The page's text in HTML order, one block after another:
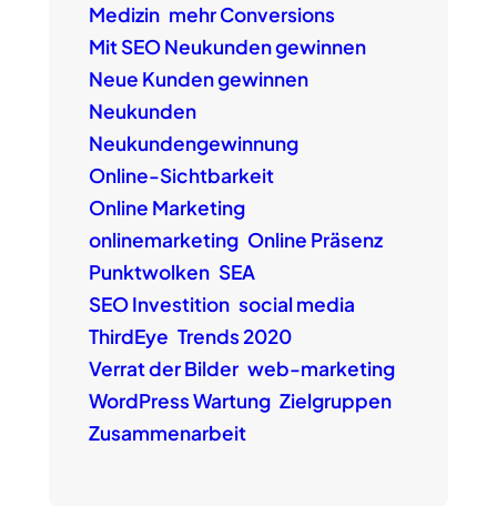
Medizin mehr Conversions
Mit SEO Neukunden gewinnen
Neue Kunden gewinnen
Neukunden
Neukundengewinnung
Online-Sichtbarkeit
Online Marketing
onlinemarketing Online Präsenz
Punktwolken SEA
SEO Investition social media
ThirdEye Trends 2020
Verrat der Bilder web-marketing
WordPress Wartung Zielgruppen
Zusammenarbeit